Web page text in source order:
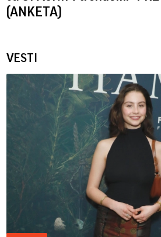
(ANKETA)
VESTI